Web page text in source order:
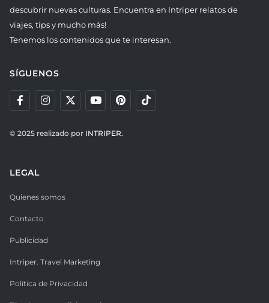
descubrir nuevas culturas. Encuentra en Intriper relatos de
viajes, tips y mucho más!
Tenemos los contenidos que te interesan.
SÍGUENOS
© 2025 realizado por INTRIPER.
LEGAL
Quienes somos
Contacto
Publicidad
Intriper. Travel Marketing
Política de Privacidad